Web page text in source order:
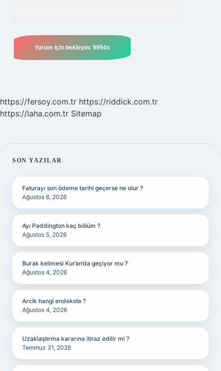
https://fersoy.com.tr https://riddick.com.tr
https://laha.com.tr Sitemap
SIDEBAR
SON YAZILAR
Faturayı son ödeme tarihi geçerse ne olur ?
Ağustos 6, 2026
Ayı Paddington kaç bölüm ?
Ağustos 5, 2026
Burak kelimesi Kur’an’da geçiyor mu ?
Ağustos 4, 2026
Arclk hangi endekste ?
Ağustos 4, 2026
Uzaklaştırma kararına itiraz edilir mi ?
Temmuz 31, 2026